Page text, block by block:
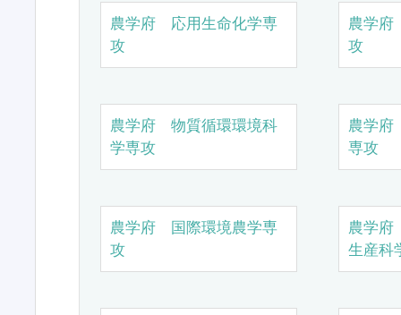
農学府 応用生命化学専
攻
農学
攻
農学府 物質循環環境科
学専攻
農学
専攻
農学府 国際環境農学専
攻
農学
生産科